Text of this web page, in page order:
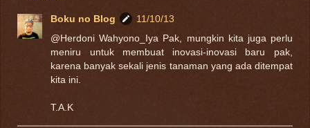
Boku no Blog
11/10/13
@Herdoni Wahyono_Iya Pak, mungkin kita juga perlu
meniru untuk membuat inovasi-inovasi baru pak,
karena banyak sekali jenis tanaman yang ada ditempat
kita ini.
T.A.K